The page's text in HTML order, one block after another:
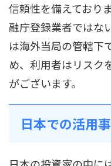
信頼性を備えており
融庁登録業者ではな
は海外当局の管轄下
め、利用者はリスク
がございます。
日本での活用